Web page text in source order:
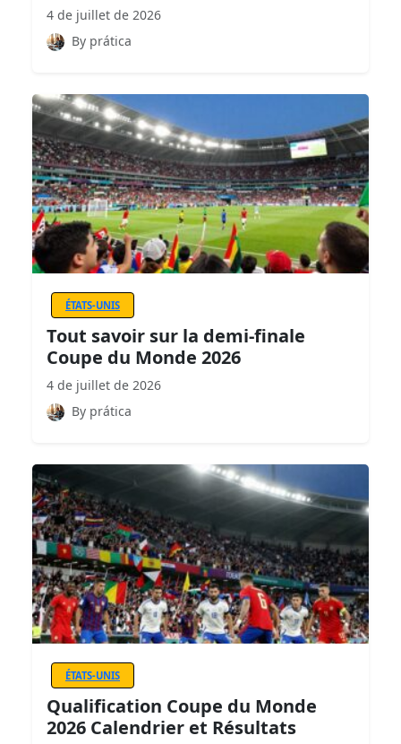
4 de juillet de 2026
By prática
ÉTATS-UNIS
Tout savoir sur la demi-finale
Coupe du Monde 2026
4 de juillet de 2026
By prática
ÉTATS-UNIS
Qualification Coupe du Monde
2026 Calendrier et Résultats